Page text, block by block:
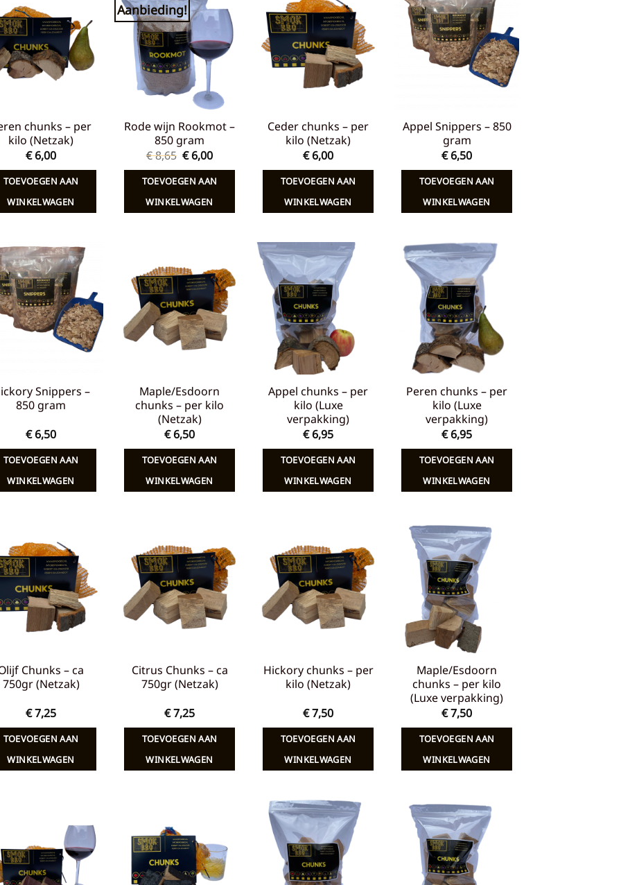
Toevoegen
aan
verlanglijst
chunks – per
kilo (Netzak)
€6,00
TOEVOEGEN AAN
WINKELWAGEN
Aanbieding!
Toevoegen
verlanglijst
Rode wijn Rookmot –
850 gram
€8,65 Oorspronkelijke
prijs
was:
€ 8,65.
€6,00Huidige
is:
€ 6,00.
TOEVOEGEN AAN
WINKELWAGEN
Toevoegen
aan
verlanglijst
Ceder chunks – per
kilo (Netzak)
€6,00
TOEVOEGEN AAN
WINKELWAGEN
Toevoegen
aan
verlanglijst
Appel Snippers – 850
gram
€6,50
TOEVOEGEN AAN
WINKELWAGEN
Toevoegen
aan
verlanglijst
Snippers –
850 gram
€6,50
TOEVOEGEN AAN
WINKELWAGEN
Toevoegen
aan
verlanglijst
Maple/Esdoorn
chunks – per kilo
(Netzak)
€6,50
TOEVOEGEN AAN
WINKELWAGEN
Toevoegen
verlanglijst
Appel chunks – per
kilo (Luxe
verpakking)
€6,95
TOEVOEGEN AAN
WINKELWAGEN
Toevoegen
aan
verlanglijst
Peren chunks – per
kilo (Luxe
verpakking)
€6,95
TOEVOEGEN AAN
WINKELWAGEN
Toevoegen
aan
verlanglijst
Chunks – ca
750gr (Netzak)
€7,25
TOEVOEGEN AAN
WINKELWAGEN
Toevoegen
aan
verlanglijst
Citrus Chunks – ca
750gr (Netzak)
€7,25
TOEVOEGEN AAN
WINKELWAGEN
Toevoegen
aan
verlanglijst
Hickory chunks – per
kilo (Netzak)
€7,50
TOEVOEGEN AAN
WINKELWAGEN
Toevoegen
aan
verlanglijst
Maple/Esdoorn
chunks – per kilo
(Luxe verpakking)
€7,50
TOEVOEGEN AAN
WINKELWAGEN
Toevoegen
aan
verlanglijst
Toevoegen
aan
verlanglijst
Toevoegen
aan
verlanglijst
Toevoegen
aan
verlanglijst